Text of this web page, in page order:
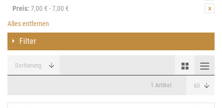
Preis: 7,00 € - 7,00 €
Alles entfernen
Filter
1 Artikel